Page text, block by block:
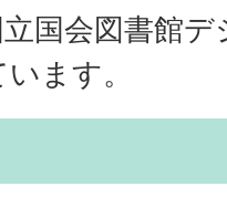
国会図書館
ます。